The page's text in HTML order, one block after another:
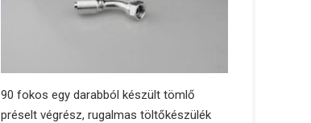
90 fokos egy darabból készült tömlő
préselt végrész, rugalmas töltőkészülék